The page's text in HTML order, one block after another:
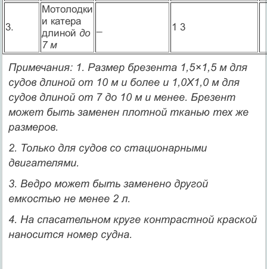
3.
Мотолодки
и катера
длиной до
7 м
1 3
Примечания: 1. Размер брезента 1,5×1,5 м для
судов длиной от 10 м и более и 1,0X1,0 м для
судов длиной от 7 до 10 м и менее. Брезент
может быть заменен плотной тканью тех же
размеров.
2. Только для судов со стационарными
двигателями.
3. Ведро может быть заменено другой
емкостью не менее 2 л.
4. На спасательном круге контрастной краской
наносится номер судна.